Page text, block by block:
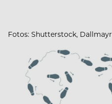
Fotos: Shutterstock, Dallmayr